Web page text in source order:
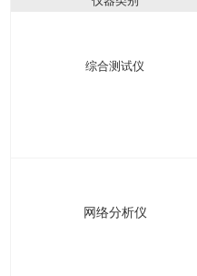
综合测试仪
网络分析仪